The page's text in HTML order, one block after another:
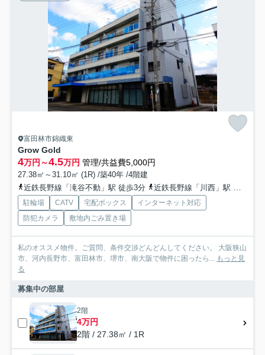
富田林市錦織東
Grow Gold
4万円～4.5万円 管理/共益費5,000円
27.38㎡～31.10㎡ (1R) /築40年 /4階建
近鉄長野線「滝谷不動」駅 徒歩3分
近鉄長野線「川西」駅 徒歩18分
駐輪場 CATV 宅配ボックス
インターネット対応
防犯カメラ
敷地内ごみ置き場
私のオススメ物件。ご質問、条件交渉どんどんしてください。 大阪狭山
市、河内長野市、富田林市、堺市、南大阪で物件に困ったら... もっと見
る
募集中の部屋
2階
4万円
2階 / 27.38㎡ / 1R